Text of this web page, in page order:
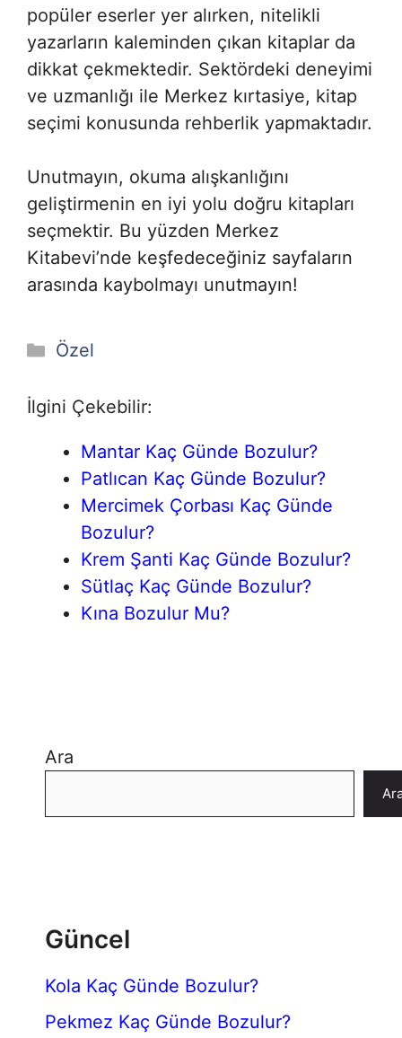
popüler eserler yer alırken, nitelikli
yazarların kaleminden çıkan kitaplar da
dikkat çekmektedir. Sektördeki deneyimi
ve uzmanlığı ile Merkez kırtasiye, kitap
seçimi konusunda rehberlik yapmaktadır.
Unutmayın, okuma alışkanlığını
geliştirmenin en iyi yolu doğru kitapları
seçmektir. Bu yüzden Merkez
Kitabevi’nde keşfedeceğiniz sayfaların
arasında kaybolmayı unutmayın!
Kategoriler
Özel
İlgini Çekebilir:
Mantar Kaç Günde Bozulur?
Patlıcan Kaç Günde Bozulur?
Mercimek Çorbası Kaç Günde
Bozulur?
Krem Şanti Kaç Günde Bozulur?
Sütlaç Kaç Günde Bozulur?
Kına Bozulur Mu?
Ara
Güncel
Kola Kaç Günde Bozulur?
Pekmez Kaç Günde Bozulur?